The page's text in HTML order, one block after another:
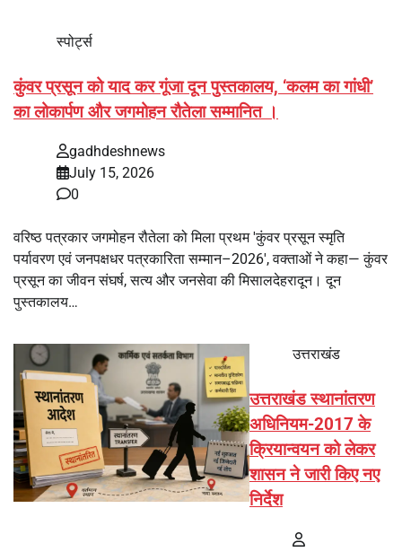
स्पोर्ट्स
कुंवर प्रसून को याद कर गूंजा दून पुस्तकालय, ‘कलम का गांधी’
का लोकार्पण और जगमोहन रौतेला सम्मानित ।
gadhdeshnews
July 15, 2026
0
वरिष्ठ पत्रकार जगमोहन रौतेला को मिला प्रथम 'कुंवर प्रसून स्मृति
पर्यावरण एवं जनपक्षधर पत्रकारिता सम्मान–2026', वक्ताओं ने कहा— कुंवर
प्रसून का जीवन संघर्ष, सत्य और जनसेवा की मिसालदेहरादून। दून
पुस्तकालय…
उत्तराखंड
उत्तराखंड स्थानांतरण
अधिनियम-2017 के
क्रियान्वयन को लेकर
शासन ने जारी किए नए
निर्देश